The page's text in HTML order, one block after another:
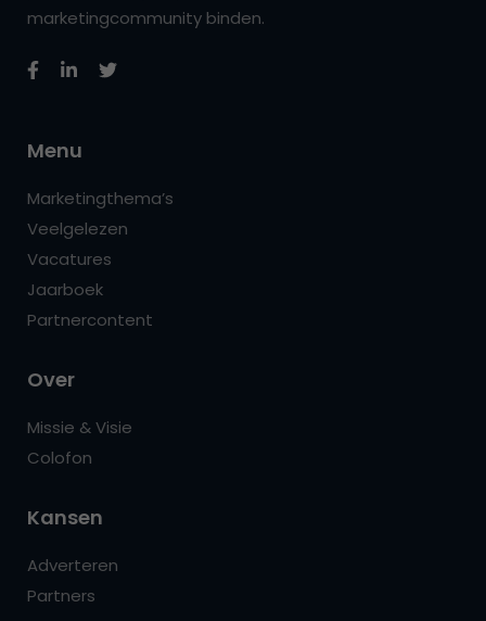
marketingcommunity binden.
Menu
Marketingthema’s
Veelgelezen
Vacatures
Jaarboek
Partnercontent
Over
Missie & Visie
Colofon
Kansen
Adverteren
Partners